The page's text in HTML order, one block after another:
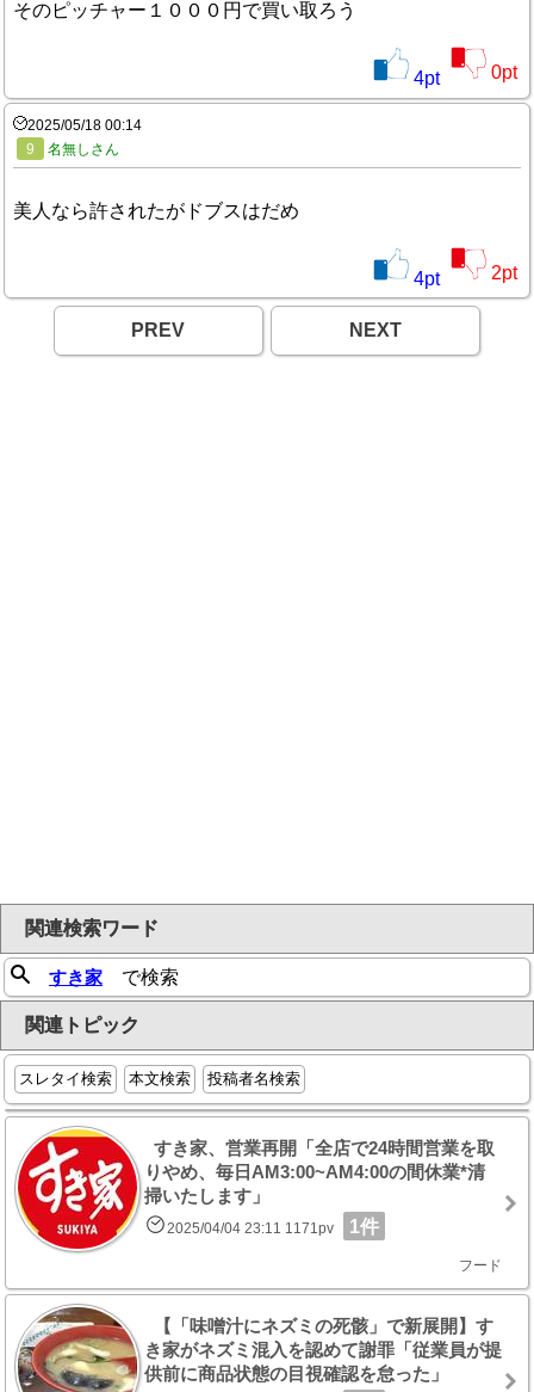
そのピッチャー１０００円で買い取ろう
4pt 0pt
2025/05/18 00:14
9
名無しさん
美人なら許されたがドブスはだめ
4pt 2pt
PREV NEXT
関連検索ワード
すき家 で検索
関連トピック
スレタイ検索 本文検索 投稿者名検索
すき家、営業再開「全店で24時間営業を取
りやめ、毎日AM3:00~AM4:00の間休業*清
掃いたします」
2025/04/04 23:11 1171pv 1件
フード
【「味噌汁にネズミの死骸」で新展開】す
き家がネズミ混入を認めて謝罪「従業員が提
供前に商品状態の目視確認を怠った」